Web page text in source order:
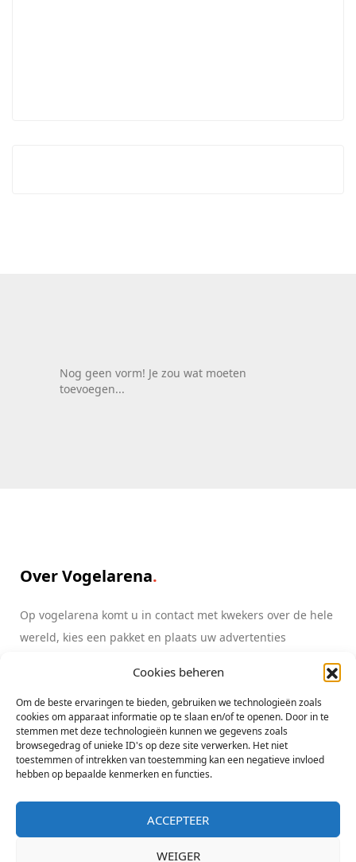
Cookies beheren
Om de beste ervaringen te bieden, gebruiken we technologieën zoals
cookies om apparaat informatie op te slaan en/of te openen. Door in te
stemmen met deze technologieën kunnen we gegevens zoals
browsegedrag of unieke ID's op deze site verwerken. Het niet
toestemmen of intrekken van toestemming kan een negatieve invloed
hebben op bepaalde kenmerken en functies.
ACCEPTEER
WEIGER
Nog geen vorm! Je zou wat moeten
toevoegen...
Over Vogelarena
Op vogelarena komt u in contact met kwekers over de hele
wereld, kies een pakket en plaats uw advertenties
Copyright All Rights Reserved Vogelarena initiatief Lorre & co - KvK
Zwolle 05080607